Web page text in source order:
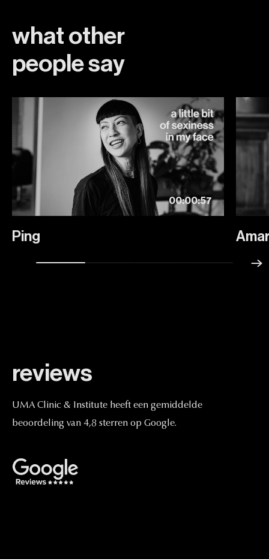
what other
peoplesay
00:00:57
Ping
reviews
UMA Clinic & Institute heeft een gemiddelde
beoordeling van 4,8 sterren op Google.